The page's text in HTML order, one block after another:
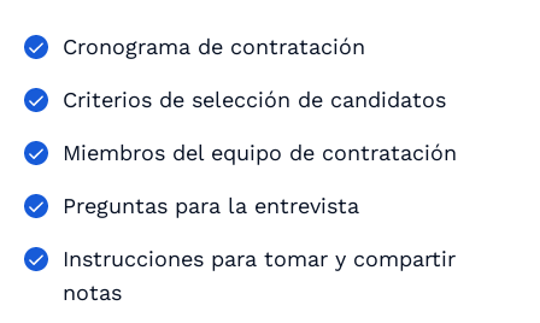
Cronograma de contratación
Criterios de selección de candidatos
Miembros del equipo de contratación
Preguntas para la entrevista
Instrucciones para tomar y compartir
notas